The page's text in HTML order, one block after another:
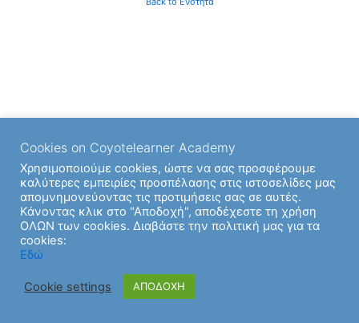
Cookies on Coyotelearner Academy
Χρησιμοποιούμε cookies, ώστε να σας προσφέρουμε
καλύτερες εμπειρίες προσπέλασης στις ιστοσελίδες μας
απομνημονεύοντας τις προτιμήσεις σας σε αυτές.
Κάνοντας κλικ στο "Αποδοχή", αποδέχεστε τη χρήση
ΟΛΩΝ των cookies. Διαβάστε την πολιτική μας για τα
cookies:
Εδώ
Cookie settings ΑΠΟΔΟΧΗ